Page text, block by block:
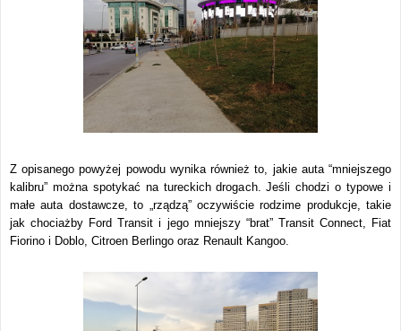
Z opisanego powyżej powodu wynika również to, jakie auta “mniejszego
kalibru” można spotykać na tureckich drogach. Jeśli chodzi o typowe i
małe auta dostawcze, to „rządzą” oczywiście rodzime produkcje, takie
jak chociażby Ford Transit i jego mniejszy “brat” Transit Connect, Fiat
Fiorino i Doblo, Citroen Berlingo oraz Renault Kangoo.